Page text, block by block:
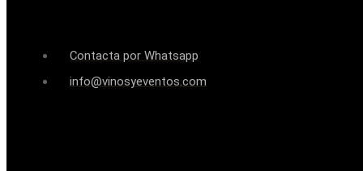
Contacta por Whatsapp
info@vinosyeventos.com